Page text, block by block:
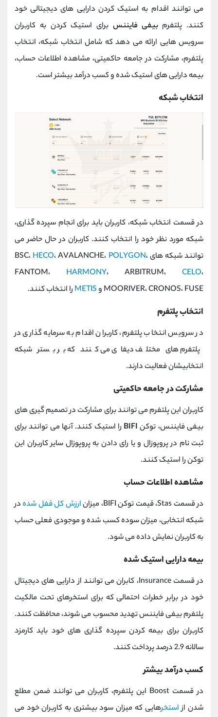
می توانند اقدام به استیک کردن دارایی های دیجیتالی خود
کنند. پلتفرمبیفی فایننس برای استیک کردن به کاربران
سرویس هایی ارائه می دهد که شامل انتخاب شبکه، انتخاب
پلتفرم، مشارکت در جامعه حاکمیتی، مشاهده اطلاعات حساب،
بیمه دارایی های استیک شده و کسب درآمد بیشتر است.
انتخاب شبکه
در قسمت انتخاب شبکه، کاربران باید برای انجام سپرده گذاری،
شبکه مورد نظر خود را انتخاب کنند. کاربران در حال حاضر می
توانند شبکه های BSC،
HECO، AVALANCHE، POLYGON،
FANTOM، HARMONY، ARBITRUM، CELO،
MOORIVER، CRONOS، FUSE و
METIS را انتخاب کنند.
انتخاب پلتفرم
در سرویس انتخاب پلتفرم، کاربران اقدام به سرمایه گذاری در
پلتفرم های مختلف دیفای می کنند که بر بستر شبکه
انتخابیشان فعالیت دارند.
مشارکت در جامعه حاکمیتی
کاربران این پلتفرم می توانند برای مشارکت در تصمیم گیری های
بیفی فایننس، توکن BIFI را استیک کنند. آنها می توانند برای
ثبت نام در پروپوزال و یا رای دادن به پروپوزال سایر کاربران این
توکن را استیک کنند.
مشاهده اطلاعات حساب
در قسمت Stas، قیمت توکن BIFI، میزان ارزش کل قفل شدهدر
شبکه انتخابی، میزان سوده کسب شده و موجودی فعلی حساب
به کاربران نمایش داده می شود.
بیمه دارایی استیک شده
در قسمت Insurance، کابران می توانند از دارایی های دیجیتال
خود در برابر خطرات احتمالی که برای استخرهای تحت مالکیت
پلتفرم بیفی فایننس تهدید محسوب می شوند، محافظت کنند.
کاربران برای بیمه کردن سپرده گذاری های خود باید کارمزد
سالانه 2.9 درصد پرداخت کنند.
کسب درآمد بیشتر
در قسمت Boost این پلتفرم، کاربران می توانند ضمن مطلع
شدن ازاستخرهایی که میزان سود بیشتری به کاربران خود می